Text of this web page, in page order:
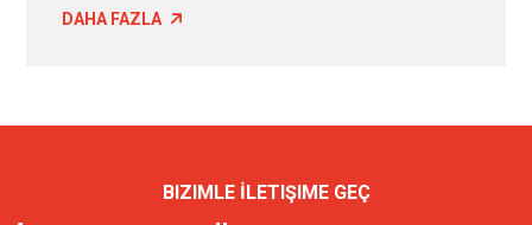
DAHA FAZLA
BIZIMLE İLETIŞIME GEÇ